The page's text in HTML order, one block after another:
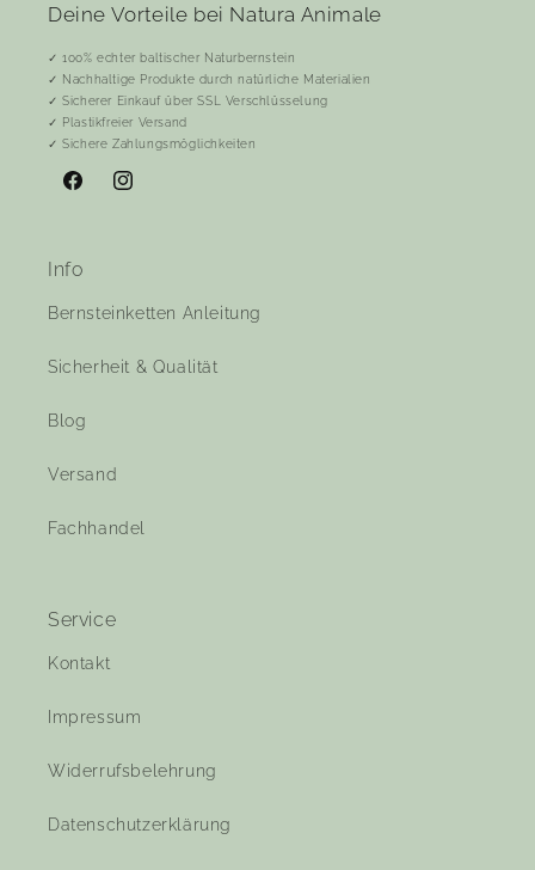
Deine Vorteile bei Natura Animale
✓ 100% echter baltischer Naturbernstein
✓ Nachhaltige Produkte durch natürliche Materialien
✓ Sicherer Einkauf über SSL Verschlüsselung
✓ Plastikfreier Versand
✓ Sichere Zahlungsmöglichkeiten
FacebookInstagram
Info
Bernsteinketten Anleitung
Sicherheit & Qualität
Blog
Versand
Fachhandel
Service
Kontakt
Impressum
Widerrufsbelehrung
Datenschutzerklärung